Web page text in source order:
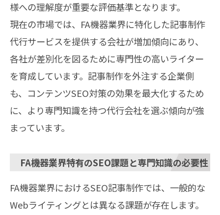
様への理解度が重要な評価基準となります。
現在の市場では、FA機器業界に特化した記事制作
代行サービスを提供する会社が増加傾向にあり、
各社が差別化を図るために専門性の高いライター
を育成しています。記事制作を外注する企業側
も、コンテンツSEO対策の効果を最大化するため
に、より専門知識を持つ代行会社を選ぶ傾向が強
まっています。
FA機器業界特有のSEO課題と専門知識の必要性
FA機器業界におけるSEO記事制作では、一般的な
Webライティングとは異なる課題が存在します。